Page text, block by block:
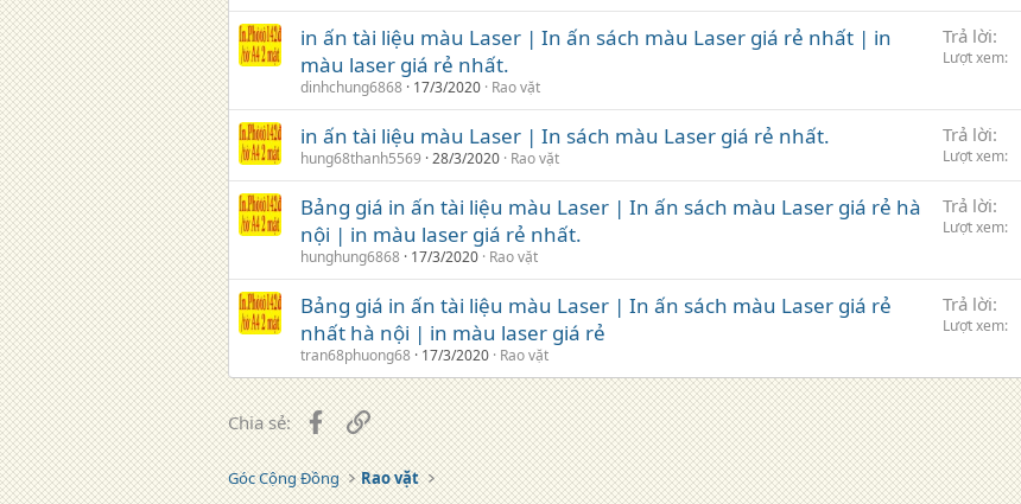
in ấn tài liệu màu Laser | In ấn sách màu Laser giá rẻ nhất | in
màu laser giá rẻ nhất.
dinhchung6868 17/3/2020 Rao vặt
Trả lời
Lượt xem
in ấn tài liệu màu Laser | In sách màu Laser giá rẻ nhất.
hung68thanh5569 28/3/2020 Rao vặt
Trả lời
Lượt xem
Bảng giá in ấn tài liệu màu Laser | In ấn sách màu Laser giá rẻ hà
nội | in màu laser giá rẻ nhất.
hunghung6868 17/3/2020 Rao vặt
Trả lời
Lượt xem
Bảng giá in ấn tài liệu màu Laser | In ấn sách màu Laser giá rẻ
nhất hà nội | in màu laser giá rẻ
tran68phuong68 17/3/2020 Rao vặt
Trả lời
Lượt xem
Chia sẻ: Facebook
Liên kết
Góc Cộng Đồng Rao vặt